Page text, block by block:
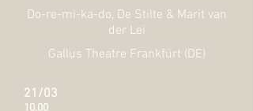
Do-re-mi-ka-do, De Stilte & Marit van
der Lei
Gallus Theatre Frankfürt (DE)
21/03
10.00